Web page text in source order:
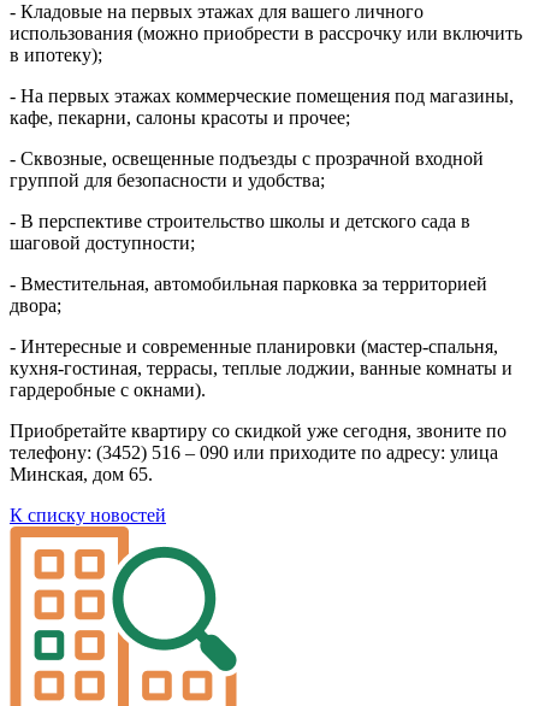
- Кладовые на первых этажах для вашего личного
использования (можно приобрести в рассрочку или включить
в ипотеку);
- На первых этажах коммерческие помещения под магазины,
кафе, пекарни, салоны красоты и прочее;
- Сквозные, освещенные подъезды с прозрачной входной
группой для безопасности и удобства;
- В перспективе строительство школы и детского сада в
шаговой доступности;
- Вместительная, автомобильная парковка за территорией
двора;
- Интересные и современные планировки (мастер-спальня,
кухня-гостиная, террасы, теплые лоджии, ванные комнаты и
гардеробные с окнами).
Приобретайте квартиру со скидкой уже сегодня, звоните по
телефону: (3452) 516 – 090 или приходите по адресу: улица
Минская, дом 65.
К списку новостей